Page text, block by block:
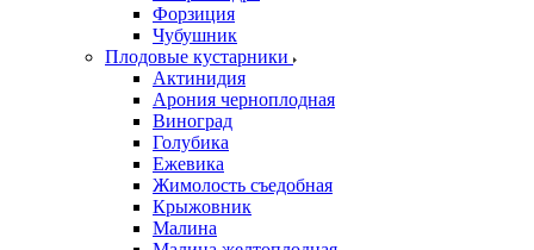
Форзиция
Чубушник
Плодовые кустарники
Актинидия
Арония черноплодная
Виноград
Голубика
Ежевика
Жимолость съедобная
Крыжовник
Малина